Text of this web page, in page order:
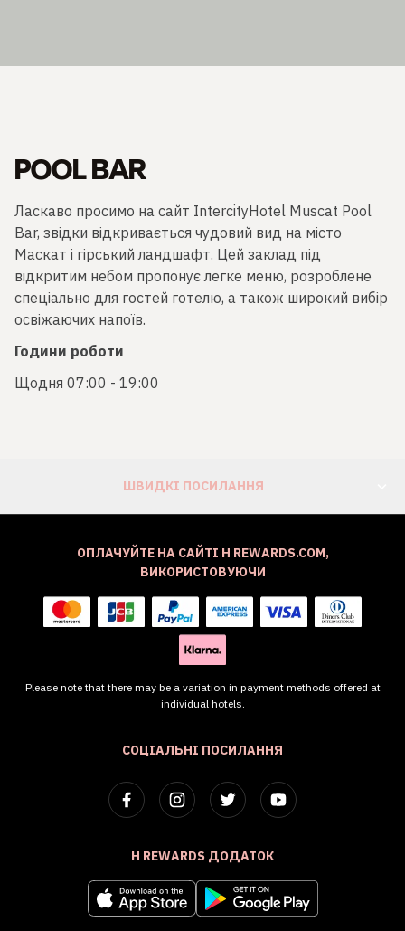
POOL BAR
Ласкаво просимо на сайт IntercityHotel Muscat Pool
Bar, звідки відкривається чудовий вид на місто
Маскат і гірський ландшафт. Цей заклад під
відкритим небом пропонує легке меню, розроблене
спеціально для гостей готелю, а також широкий вибір
освіжаючих напоїв.
Години роботи
Щодня 07:00 - 19:00
ШВИДКІ ПОСИЛАННЯ
СОЦІАЛЬНІ ПОСИЛАННЯ
H REWARDS ДОДАТОК
ОПЛАЧУЙТЕ НА САЙТІ H REWARDS.COM,
ВИКОРИСТОВУЮЧИ
Please note that there may be a variation in payment methods offered at
individual hotels.